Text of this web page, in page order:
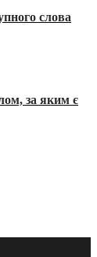
слова
за яким є